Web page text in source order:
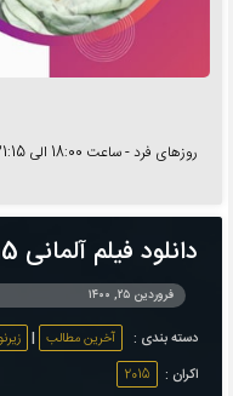
روزهای فرد - ساعت 18:00 الی 21:15 - تاریخ شروع: 11 شهریور
دانلود فیلم آلمانی Look Who’s Back 2015
فروردین ۲۵, ۱۴۰۰
دسته بندی : آخرین مطالب |
اکران :
2015